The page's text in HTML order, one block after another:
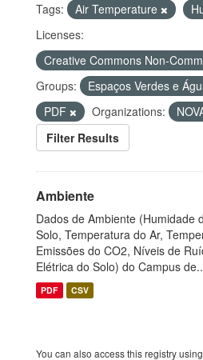
Tags: Air Temperature
Licenses:
Creative Commons Non-
Groups:
Espaços Verdes e
PDF
Organizations:
Filter Results
Ambiente
Dados de Ambiente (Humidade
Solo, Temperatura do Ar,
Emissões do CO2, Níveis de
Elétrica do Solo) do Campus
PDF CSV
You can also access this registry